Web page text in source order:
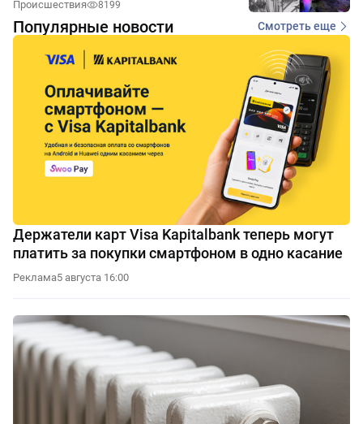
Происшествия 8199
Популярные новости Смотреть еще
Держатели карт Visa Kapitalbank теперь могут
платить за покупки смартфоном в одно касание
Реклама5 августа 16:00